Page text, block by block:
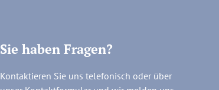
Sie haben Fragen?
Kontaktieren Sie uns telefonisch oder über